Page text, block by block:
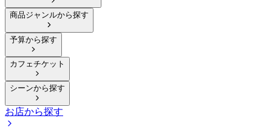
商品ジャンルから探す
予算から探す
カフェチケット
シーンから探す
お店から探す